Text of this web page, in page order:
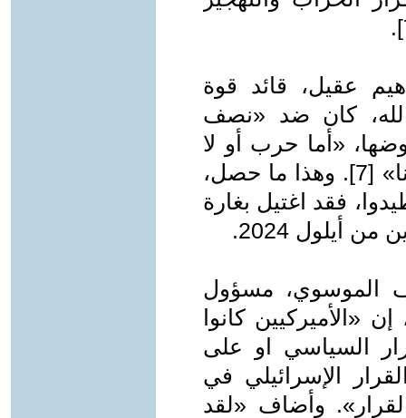
عقيل، قائد قوة
كان ضد «نصف
«أما حرب أو لا
شيء، لأنهم (الإسرائيليين) سيتصيدوننا» [7]. وهذا ما حصل،
فقد اغتيل بغارة
أيلول 2024.
الموسوي، مسؤول
«الأميركيين كانوا
السياسي او على
الإسرائيلي في
وأضاف «لقد